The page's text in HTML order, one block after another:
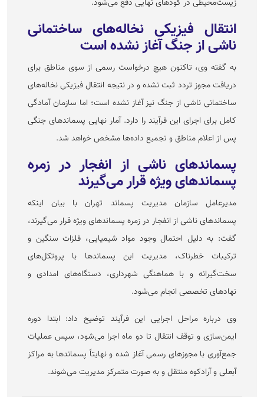
زیست‌محیطی در گود‌های نهایی دفع می‌شود.
انتقال فیزیکی نخاله‌های ساختمانی
ناشی از جنگ آغاز نشده است
به گفته وی، تاکنون هیچ درخواست رسمی از سوی مناطق برای
دریافت مجوز تردد ثبت نشده و در نتیجه انتقال فیزیکی نخاله‌های
ساختمانی ناشی از جنگ نیز آغاز نشده است؛ اما سازمان آمادگی
کامل برای اجرای این فرآیند را دارد. آمار نهایی پسماند‌های جنگی
پس از اعلام مناطق و تجمیع داده‌ها مشخص خواهد شد.
پسماند‌های ناشی از انفجار در زمره
پسماند‌های ویژه قرار می‌گیرند
مدیرعامل سازمان مدیریت پسماند تهران با بیان اینکه
پسماند‌های ناشی از انفجار در زمره پسماند‌های ویژه قرار می‌گیرند،
گفت: به دلیل احتمال وجود مواد شیمیایی، فلزات سنگین و
ترکیبات خطرناک، مدیریت این پسماند‌ها با پروتکل‌های
سخت‌گیرانه و با هماهنگی شهرداری، دستگاه‌های امدادی و
نهاد‌های تخصصی انجام می‌شود.
وی درباره مراحل اجرایی این فرآیند توضیح داد: ابتدا دوره
ایمن‌سازی و توقف انتقال تا دو ماه اجرا می‌شود، سپس عملیات
جمع‌آوری با مجوز‌های رسمی آغاز شده و نهایتاً پسماند‌ها به مراکز
آبعلی و آرادکوه منتقل و به صورت متمرکز مدیریت می‌شوند.